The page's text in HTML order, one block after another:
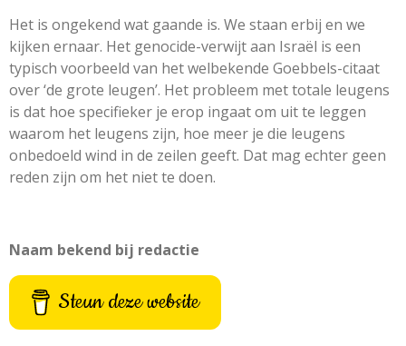
Het is ongekend wat gaande is. We staan erbij en we
kijken ernaar. Het genocide-verwijt aan Israël is een
typisch voorbeeld van het welbekende Goebbels-citaat
over ‘de grote leugen’. Het probleem met totale leugens
is dat hoe specifieker je erop ingaat om uit te leggen
waarom het leugens zijn, hoe meer je die leugens
onbedoeld wind in de zeilen geeft. Dat mag echter geen
reden zijn om het niet te doen.
Naam bekend bij redactie
Steun deze website